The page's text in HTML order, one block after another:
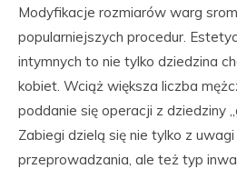
Modyfikacje rozmiarów warg
popularniejszych procedur.
intymnych to nie tylko dziedzina
kobiet. Wciąż większa liczba
poddanie się operacji z dziedziny
Zabiegi dzielą się nie tylko z
przeprowadzania, ale też typ